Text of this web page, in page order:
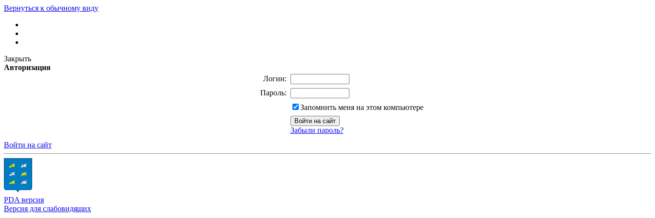
Вернуться к обычному виду
Закрыть
Авторизация
Логин:
Пароль:
Запомнить меня на этом компьютере
Забыли пароль?
Войти на сайт
PDA версия
Версия для слабовидящих